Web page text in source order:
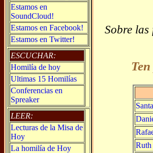
Estamos en
SoundCloud!
Estamos en Facebook!
Estamos en Twitter!
ESCUCHAR:
Homilía de hoy
Ultimas 15 Homilías
Conferencias en
Spreaker
LEER:
Lecturas de la Misa de
Hoy
La homilía de Hoy
Sobre las